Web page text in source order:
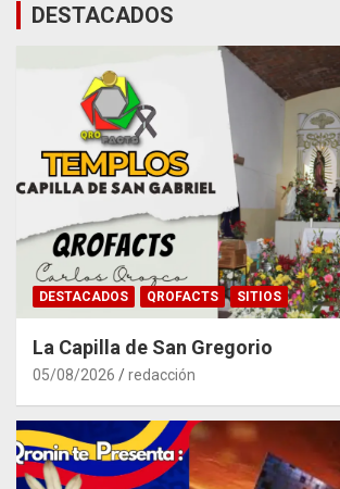
DESTACADOS
DESTACADOS QROFACTS SITIOS
La Capilla de San Gregorio
05/08/2026 redacción